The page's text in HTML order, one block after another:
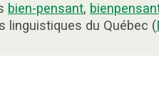
bien-pensant,
linguistiques du Québec (